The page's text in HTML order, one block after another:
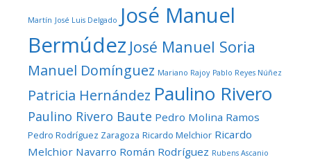
Martín José Luis Delgado José Manuel
Bermúdez José Manuel Soria
Manuel Domínguez Mariano Rajoy Pablo Reyes Núñez
Patricia Hernández Paulino Rivero
Paulino Rivero Baute Pedro Molina Ramos
Pedro Rodríguez Zaragoza Ricardo Melchior Ricardo
Melchior Navarro Román Rodríguez Rubens Ascanio